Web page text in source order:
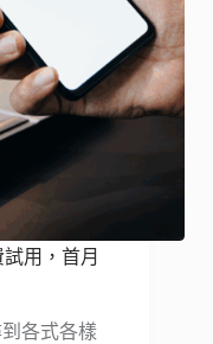
用，首月
各式各樣